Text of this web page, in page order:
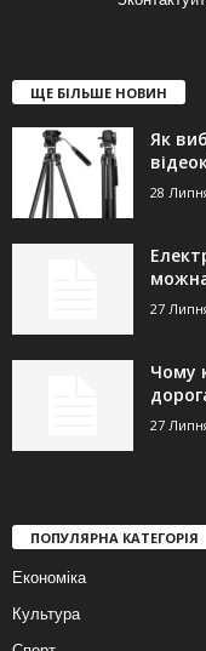
ЩЕ БІЛЬШЕ НОВИН
Як
28
27
Чому
27
ПОПУЛЯРНА КАТЕГОРІЯ
Економіка
Культура